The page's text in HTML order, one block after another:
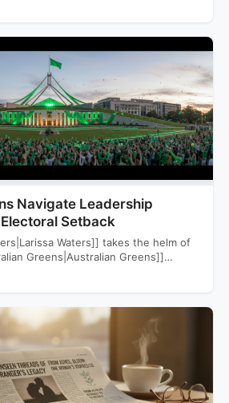
Navigate Leadership
Setback
Waters]] takes the helm of
Greens|Australian Greens]]
2025 election that saw…